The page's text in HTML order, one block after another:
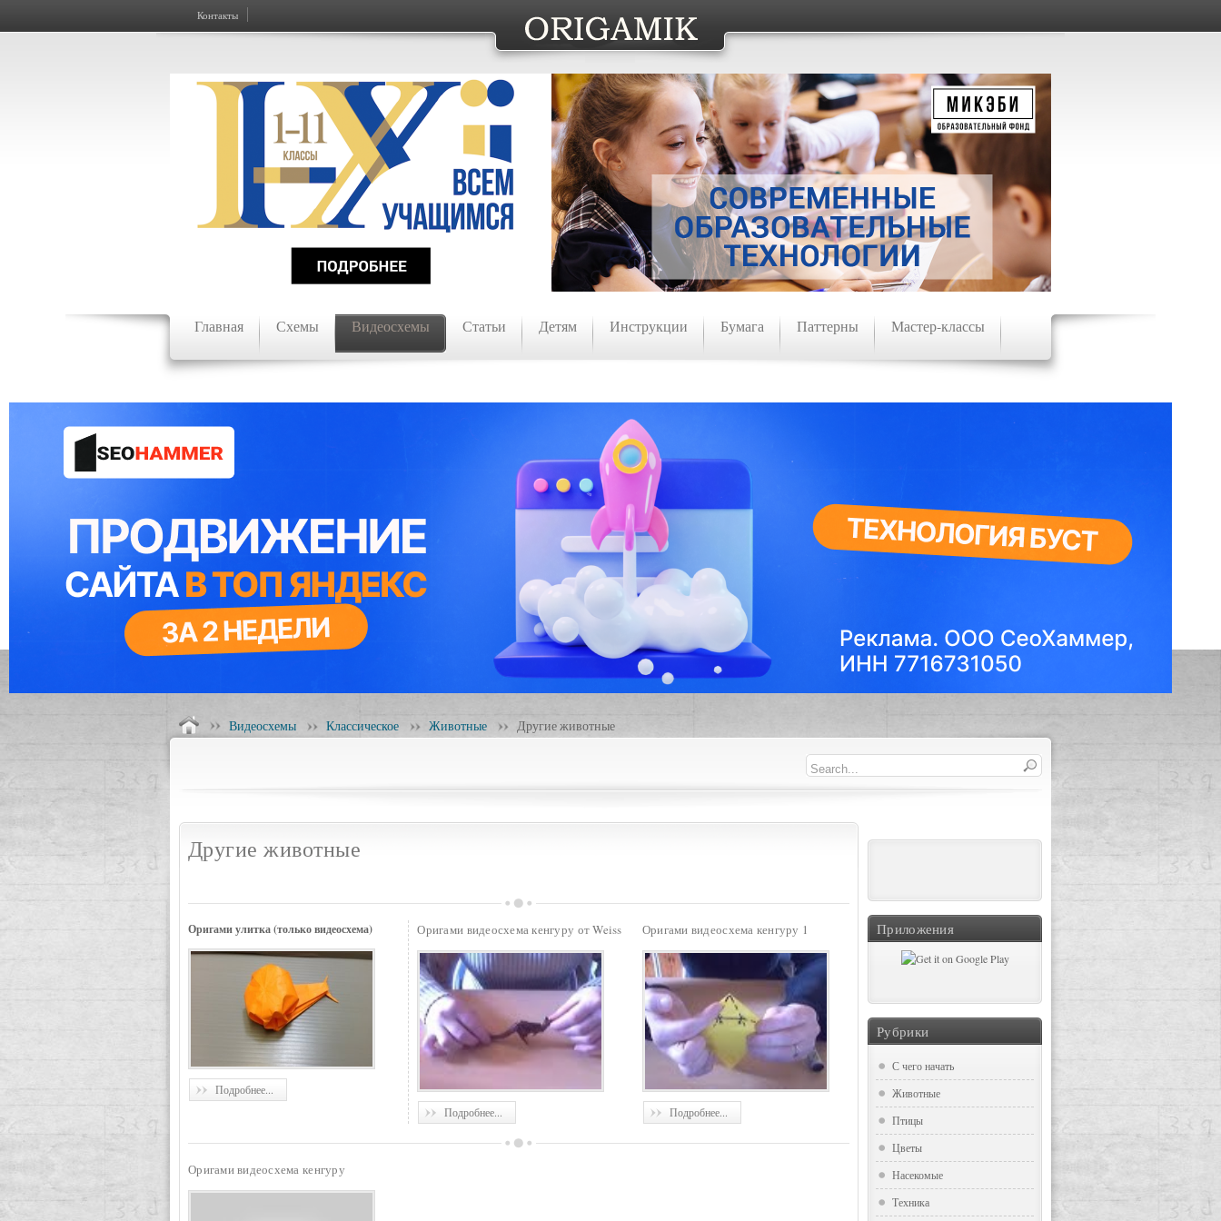
Контакты
Главная Схемы Видеосхемы Статьи Детям Инструкции Бумага Паттерны Мастер-классы
Видеосхемы Классическое Животные Другие животные
Другие животные
Оригами улитка (только видеосхема)
Подробнее...
Оригами видеосхема кенгуру от Weiss
Подробнее...
Оригами видеосхема кенгуру 1
Подробнее...
Оригами видеосхема кенгуру
Приложения
Рубрики
С чего начать
Животные
Птицы
Цветы
Насекомые
Техника